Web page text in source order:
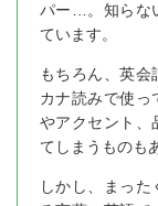
パー…。知らな
ています。
もちろん、英会
カナ読みで使っ
やアクセント、
てしまうものも
しかし、まっ